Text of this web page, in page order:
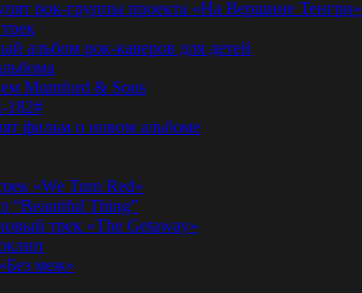
рок-группы проекта «На Вершине Тенгри»
альбом рок-каверов для детей
Mumford & Sons
182#
фильм о новом альбоме
«We Turn Red»
“Beautiful Thing”
трек «The Getaway»
меж»